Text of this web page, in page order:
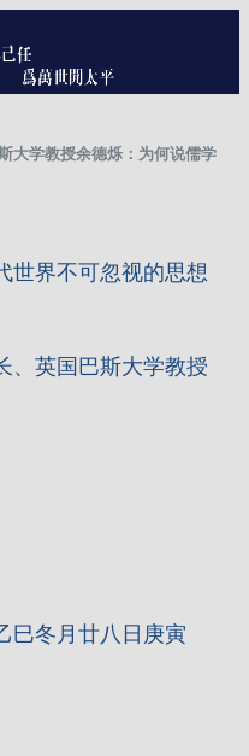
大学教授余德烁：为何说儒学
世界不可忽视的思想
英国巴斯大学教授
巳冬月廿八日庚寅